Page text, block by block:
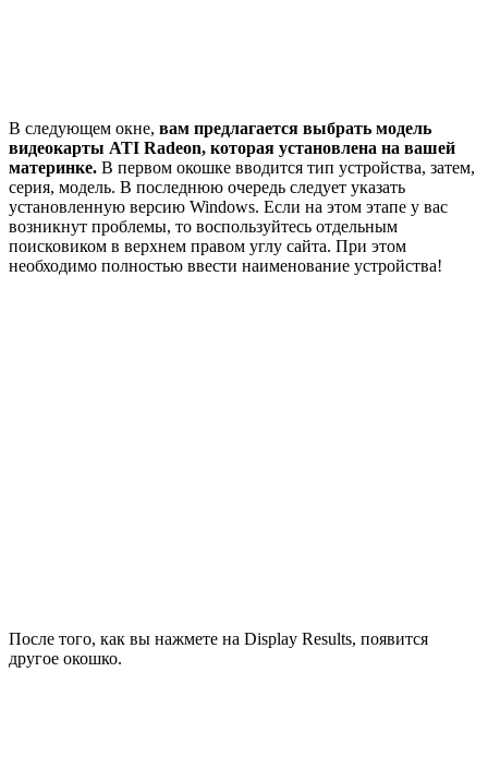
В следующем окне, вам предлагается выбрать модель
видеокарты ATI Radeon, которая установлена на вашей
материнке. В первом окошке вводится тип устройства, затем,
серия, модель. В последнюю очередь следует указать
установленную версию Windows. Если на этом этапе у вас
возникнут проблемы, то воспользуйтесь отдельным
поисковиком в верхнем правом углу сайта. При этом
необходимо полностью ввести наименование устройства!
После того, как вы нажмете на Display Results, появится
другое окошко.